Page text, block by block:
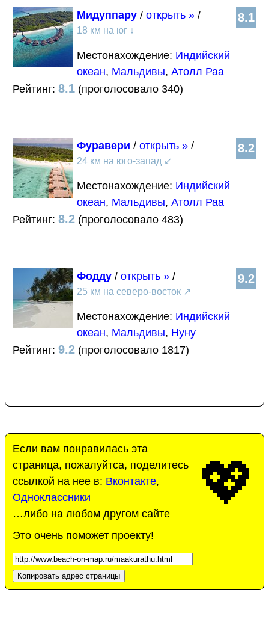
8.1
Мидуппару / открыть » /
18 км на юг ↓
Местонахождение: Индийский
океан, Мальдивы, Атолл Раа
Рейтинг: 8.1 (проголосовало 340)
8.2
Фуравери / открыть » /
24 км на юго-запад ↙
Местонахождение: Индийский
океан, Мальдивы, Атолл Раа
Рейтинг: 8.2 (проголосовало 483)
9.2
Фодду / открыть » /
25 км на северо-восток ↗
Местонахождение: Индийский
океан, Мальдивы, Нуну
Рейтинг: 9.2 (проголосовало 1817)
💖
Если вам понравилась эта
страница, пожалуйтса, поделитесь
ссылкой на нее в: Вконтакте,
Одноклассники
…либо на любом другом сайте
Это очень поможет проекту!
Копировать адрес страницы